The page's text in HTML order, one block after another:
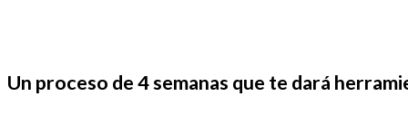
Un proceso de 4 semanas que te dará